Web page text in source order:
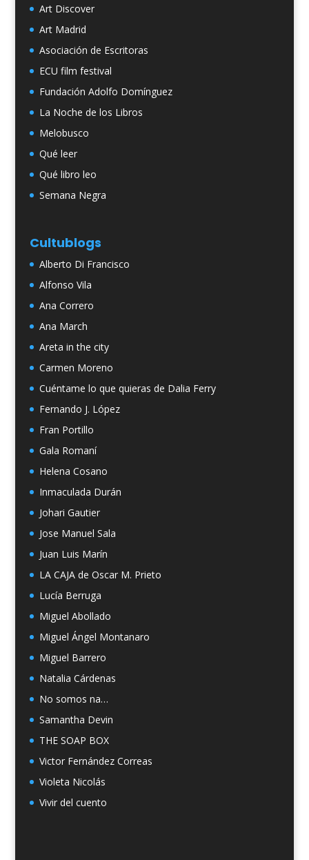
Art Discover
Art Madrid
Asociación de Escritoras
ECU film festival
Fundación Adolfo Domínguez
La Noche de los Libros
Melobusco
Qué leer
Qué libro leo
Semana Negra
Cultublogs
Alberto Di Francisco
Alfonso Vila
Ana Correro
Ana March
Areta in the city
Carmen Moreno
Cuéntame lo que quieras de Dalia Ferry
Fernando J. López
Fran Portillo
Gala Romaní
Helena Cosano
Inmaculada Durán
Johari Gautier
Jose Manuel Sala
Juan Luis Marín
LA CAJA de Oscar M. Prieto
Lucía Berruga
Miguel Abollado
Miguel Ángel Montanaro
Miguel Barrero
Natalia Cárdenas
No somos na…
Samantha Devin
THE SOAP BOX
Victor Fernández Correas
Violeta Nicolás
Vivir del cuento